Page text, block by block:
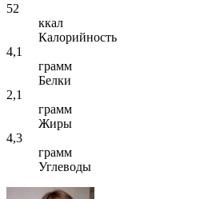
52
ккал
Калорийность
4,1
грамм
Белки
2,1
грамм
Жиры
4,3
грамм
Углеводы